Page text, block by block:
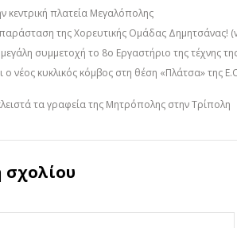
κεντρική πλατεία Μεγαλόπολης
της Χορευτικής Ομάδας Δημητσάνας!
συμμετοχή το 8ο Εργαστήριο της τέχνης
ο νέος κυκλικός κόμβος στη θέση «Πλάτσα» της
τα γραφεία της Μητρόπολης στην Τρίπολη